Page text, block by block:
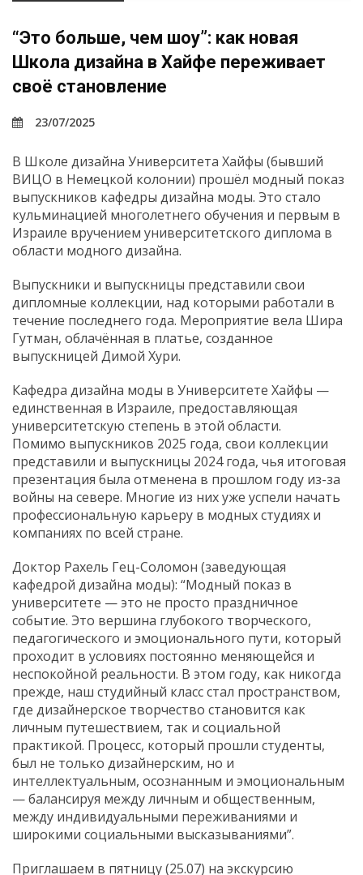
“Это больше, чем шоу”: как новая
Школа дизайна в Хайфе переживает
своё становление
23/07/2025
В Школе дизайна Университета Хайфы (бывший
ВИЦО в Немецкой колонии) прошёл модный показ
выпускников кафедры дизайна моды. Это стало
кульминацией многолетнего обучения и первым в
Израиле вручением университетского диплома в
области модного дизайна.
Выпускники и выпускницы представили свои
дипломные коллекции, над которыми работали в
течение последнего года. Мероприятие вела Шира
Гутман, облачённая в платье, созданное
выпускницей Димой Хури.
Кафедра дизайна моды в Университете Хайфы —
единственная в Израиле, предоставляющая
университетскую степень в этой области.
Помимо выпускников 2025 года, свои коллекции
представили и выпускницы 2024 года, чья итоговая
презентация была отменена в прошлом году из-за
войны на севере. Многие из них уже успели начать
профессиональную карьеру в модных студиях и
компаниях по всей стране.
Доктор Рахель Гец-Соломон (заведующая
кафедрой дизайна моды): “Модный показ в
университете — это не просто праздничное
событие. Это вершина глубокого творческого,
педагогического и эмоционального пути, который
проходит в условиях постоянно меняющейся и
неспокойной реальности. В этом году, как никогда
прежде, наш студийный класс стал пространством,
где дизайнерское творчество становится как
личным путешествием, так и социальной
практикой. Процесс, который прошли студенты,
был не только дизайнерским, но и
интеллектуальным, осознанным и эмоциональным
— балансируя между личным и общественным,
между индивидуальными переживаниями и
широкими социальными высказываниями”.
Приглашаем в пятницу (25.07) на экскурсию